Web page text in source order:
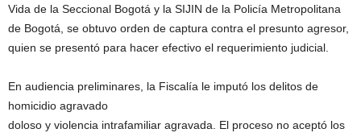
Vida de la Seccional Bogotá y la SIJIN de la Policía Metropolitana
de Bogotá, se obtuvo orden de captura contra el presunto agresor,
quien se presentó para hacer efectivo el requerimiento judicial.
En audiencia preliminares, la Fiscalía le imputó los delitos de
homicidio agravado
doloso y violencia intrafamiliar agravada. El proceso no aceptó los